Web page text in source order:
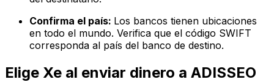
Confirma el país: Los bancos tienen ubicaciones
en todo el mundo. Verifica que el código SWIFT
corresponda al país del banco de destino.
Elige Xe al enviar dinero a ADISSEO